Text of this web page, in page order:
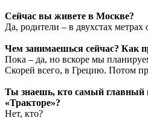
Сейчас вы живете в Москве?
Да, родители – в двухстах метрах
Чем занимаешься сейчас? Как
Пока – да, но вскоре мы
Скорей всего, в Грецию. Потом
Ты знаешь, кто самый главный
«Тракторе»?
Нет, кто?